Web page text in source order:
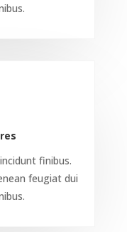
finibus.
feugiat dui